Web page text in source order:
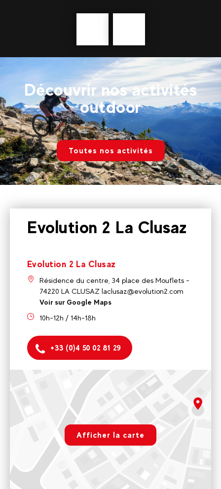
Découvrir nos activités
outdoor
Toutes nos activités
Evolution 2 La Clusaz
Evolution 2 La Clusaz
Résidence du centre, 34 place des Mouflets -
74220 LA CLUSAZ laclusaz@evolution2.com
Voir sur Google Maps
10h-12h / 14h-18h
+33 (0)4 50 02 81 29
rgpd.advert.map
Paramétrer
Résidence du centre, 34 place des Mouflets - 74220 LA
CLUSAZ laclusaz@evolution2.com
10h-12h / 14h-18h
Voir sur Google Maps
Afficher la carte